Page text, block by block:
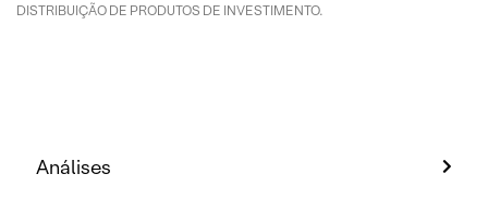
DISTRIBUIÇÃO DE PRODUTOS DE INVESTIMENTO.
Análises